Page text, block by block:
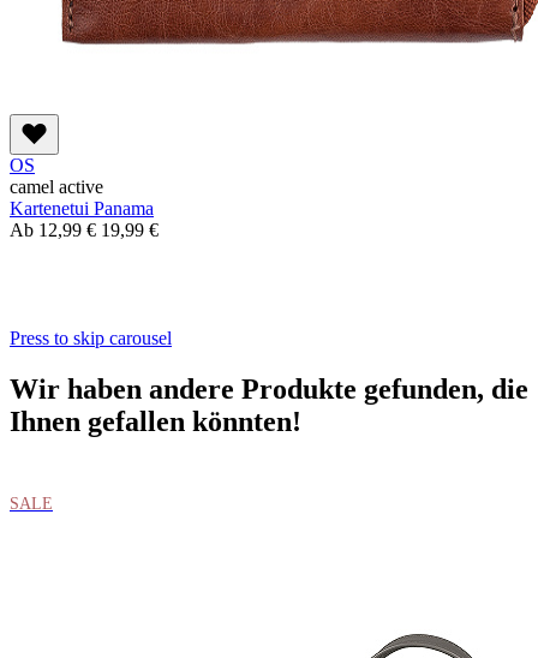
OS
camel active
Kartenetui Panama
Ab 12,99 € 19,99 €
Press to skip carousel
Wir haben andere Produkte gefunden, die
Ihnen gefallen könnten!
SALE